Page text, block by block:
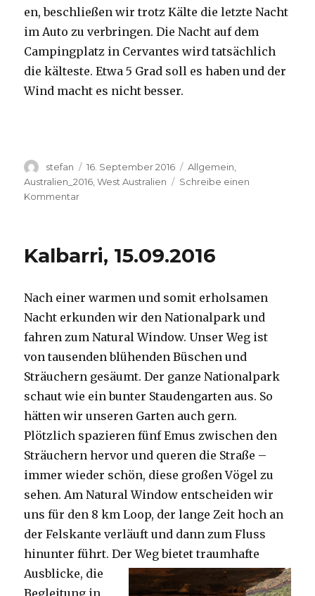
en, beschließen wir trotz Kälte die letzte Nacht
im Auto zu verbringen. Die Nacht auf dem
Campingplatz in Cervantes wird tatsächlich
die kälteste. Etwa 5 Grad soll es haben und der
Wind macht es nicht besser.
Autor
stefan
Veröffentlicht
am
16. September 2016 Kategorien
Allgemein
Australien_2016 ,West Australien
Schreibe einen
Kommentarzu
Kalbarri, 15.09.2016
Nach einer warmen und somit erholsamen
Nacht erkunden wir den Nationalpark und
fahren zum Natural Window. Unser Weg ist
von tausenden blühenden Büschen und
Sträuchern gesäumt. Der ganze Nationalpark
schaut wie ein bunter Staudengarten aus. So
hätten wir unseren Garten auch gern.
Plötzlich spazieren fünf Emus zwischen den
Sträuchern hervor und queren die Straße –
immer wieder schön, diese großen Vögel zu
sehen. Am Natural Window entscheiden wir
uns für den 8 km Loop, der lange Zeit hoch an
der Felskante verläuft und dann zum Fluss
hinunter führt. Der Weg bietet traumhafte
Ausblicke, die
Begleitung in